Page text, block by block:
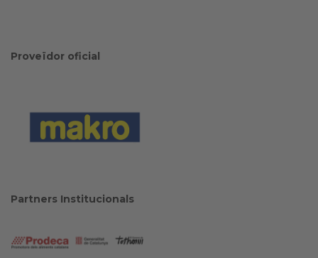
Proveïdor oficial
Partners Institucionals